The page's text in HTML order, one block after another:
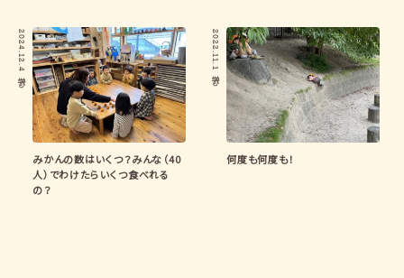
2024.12.4
学び
みかんの数はいくつ？みんな（40
人）でわけたらいくつ食べれる
の？
2022.11.1
学び
何度も何度も！